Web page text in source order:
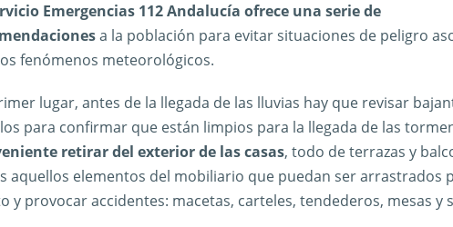
Emergencias 112 Andalucía ofrece una serie de
a la población para evitar situaciones de peligro
fenómenos meteorológicos.
lugar, antes de la llegada de las lluvias hay que revisar
para confirmar que están limpios para la llegada de las
retirar del exterior de las casas, todo de terrazas y
aquellos elementos del mobiliario que puedan ser arrastrados
y provocar accidentes: macetas, carteles, tendederos, mesas y